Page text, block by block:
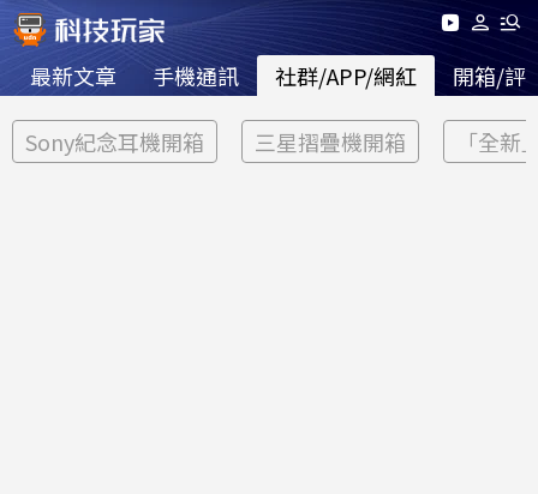
最新文章 手機通訊 社群/APP/網紅 開箱/評
Sony紀念耳機開箱 三星摺疊機開箱 「全新